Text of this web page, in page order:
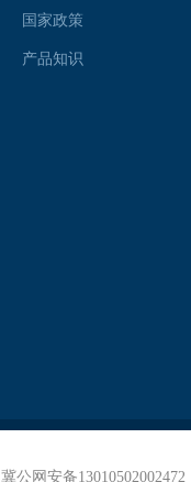
国家政策
产品知识
冀公网安备13010502002472